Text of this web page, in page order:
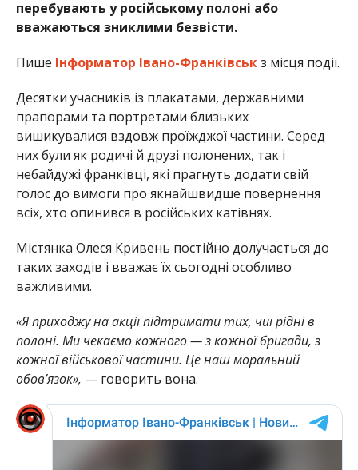
перебувають у російському полоні або
вважаються зниклими безвісти.
Пише Інформатор Івано-Франківськз місця події.
Десятки учасників із плакатами, державними
прапорами та портретами близьких
вишикувалися вздовж проїжджої частини. Серед
них були як родичі й друзі полонених, так і
небайдужі франківці, які прагнуть додати свій
голос до вимоги про якнайшвидше повернення
всіх, хто опинився в російських катівнях.
Містянка Олеся Кривень постійно долучається до
таких заходів і вважає їх сьогодні особливо
важливими.
«Я приходжу на акції підтримати тих, чиї рідні в
полоні. Ми чекаємо кожного — з кожної бригади, з
кожної військової частини. Це наш моральний
обов’язок», — говорить вона.